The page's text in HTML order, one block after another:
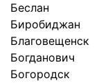
Беслан
Биробиджан
Благовещенск
Богданович
Богородск